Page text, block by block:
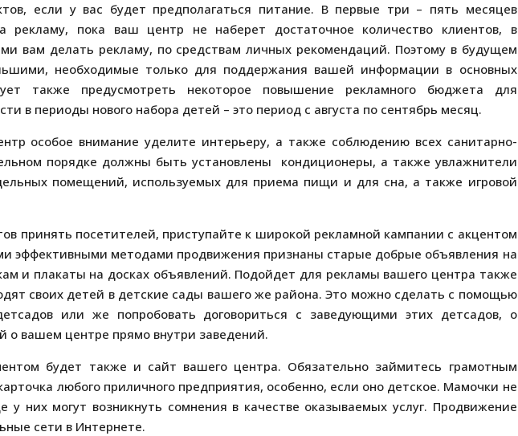
если у вас будет предполагаться питание. В первые три – пять месяцев
рекламу, пока ваш центр не наберет достаточное количество клиентов, в
вам делать рекламу, по средствам личных рекомендаций. Поэтому в будущем
необходимые только для поддержания вашей информации в основных
также предусмотреть некоторое повышение рекламного бюджета для
в периоды нового набора детей – это период с августа по сентябрь месяц.
особое внимание уделите интерьеру, а также соблюдению всех санитарно-
порядке должны быть установлены кондиционеры, а также увлажнители
помещений, используемых для приема пищи и для сна, а также игровой
принять посетителей, приступайте к широкой рекламной кампании с акцентом
эффективными методами продвижения признаны старые добрые объявления на
и плакаты на досках объявлений. Подойдет для рекламы вашего центра также
своих детей в детские сады вашего же района. Это можно сделать с помощью
или же попробовать договориться с заведующими этих детсадов, о
о вашем центре прямо внутри заведений.
будет также и сайт вашего центра. Обязательно займитесь грамотным
любого приличного предприятия, особенно, если оно детское. Мамочки не
у них могут возникнуть сомнения в качестве оказываемых услуг. Продвижение
сети в Интернете.